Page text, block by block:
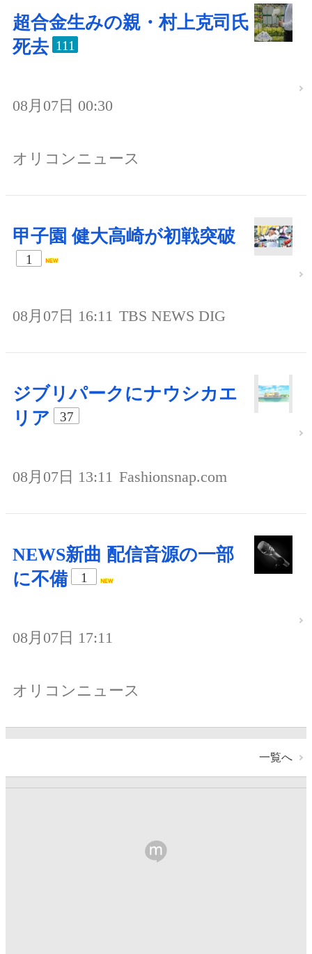
超合金生みの親・村上克司氏
死去 111
08月07日 00:30
オリコンニュース
甲子園 健大高崎が初戦突破
1
08月07日 16:11 TBS NEWS DIG
ジブリパークにナウシカエ
リア
37
08月07日 13:11 Fashionsnap.com
NEWS新曲 配信音源の一部
に不備
1
08月07日 17:11
オリコンニュース
一覧へ